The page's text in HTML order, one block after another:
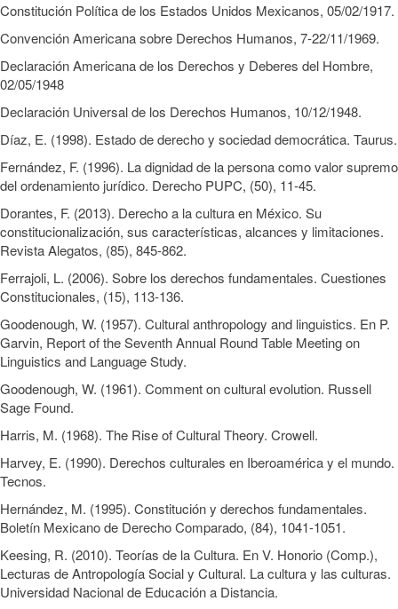
Constitución Política de los Estados Unidos Mexicanos, 05/02/1917.
Convención Americana sobre Derechos Humanos, 7-22/11/1969.
Declaración Americana de los Derechos y Deberes del Hombre,
02/05/1948
Declaración Universal de los Derechos Humanos, 10/12/1948.
Díaz, E. (1998). Estado de derecho y sociedad democrática. Taurus.
Fernández, F. (1996). La dignidad de la persona como valor supremo
del ordenamiento jurídico. Derecho PUPC, (50), 11-45.
Dorantes, F. (2013). Derecho a la cultura en México. Su
constitucionalización, sus características, alcances y limitaciones.
Revista Alegatos, (85), 845-862.
Ferrajoli, L. (2006). Sobre los derechos fundamentales. Cuestiones
Constitucionales, (15), 113-136.
Goodenough, W. (1957). Cultural anthropology and linguistics. En P.
Garvin, Report of the Seventh Annual Round Table Meeting on
Linguistics and Language Study.
Goodenough, W. (1961). Comment on cultural evolution. Russell
Sage Found.
Harris, M. (1968). The Rise of Cultural Theory. Crowell.
Harvey, E. (1990). Derechos culturales en Iberoamérica y el mundo.
Tecnos.
Hernández, M. (1995). Constitución y derechos fundamentales.
Boletín Mexicano de Derecho Comparado, (84), 1041-1051.
Keesing, R. (2010). Teorías de la Cultura. En V. Honorio (Comp.),
Lecturas de Antropología Social y Cultural. La cultura y las culturas.
Universidad Nacional de Educación a Distancia.